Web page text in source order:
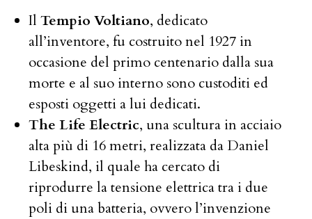
Il Tempio Voltiano, dedicato
all’inventore, fu costruito nel 1927 in
occasione del primo centenario dalla sua
morte e al suo interno sono custoditi ed
esposti oggetti a lui dedicati.
The Life Electric, una scultura in acciaio
alta più di 16 metri, realizzata da Daniel
Libeskind, il quale ha cercato di
riprodurre la tensione elettrica tra i due
poli di una batteria, ovvero l’invenzione